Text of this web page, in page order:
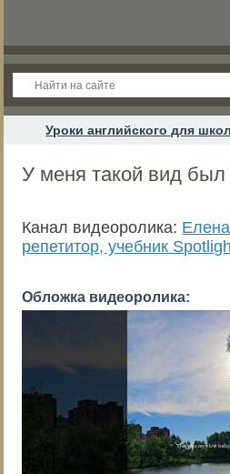
Уроки английского для
У меня такой вид был
Канал видеоролика:
репетитор, учебник
Обложка видеоролика: